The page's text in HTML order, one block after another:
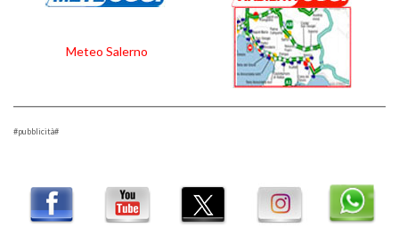
Meteo Salerno
#pubblicità#